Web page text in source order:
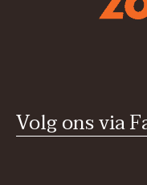
Volg ons via